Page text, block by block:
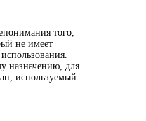
того,
не имеет
назначению, для
используемый